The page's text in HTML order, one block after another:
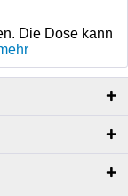
Die Dose kann